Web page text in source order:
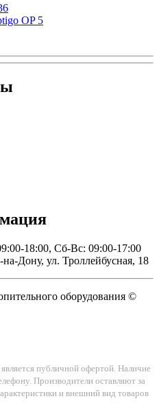
OP 5
18:00, Сб-Вс: 09:00-17:00
на-Дону, ул. Троллейбусная, 18
оборудования ©
публичной офертой. Наличие
Производители оставляют за
и внешний вид товаров